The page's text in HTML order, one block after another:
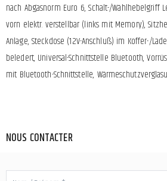
nach Abgasnorm Euro 6, Schalt-/Wählhebelgriff
vorn elektr. verstellbar (links mit Memory),
Anlage, Steckdose (12V-Anschluß) im Koffer-/
beledert, Universal-Schnittstelle Bluetooth,
mit Bluetooth-Schnittstelle,
NOUS CONTACTER